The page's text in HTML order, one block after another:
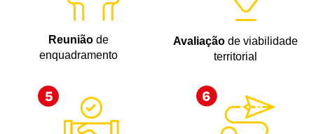
Reunião de
enquadramento
Avaliação de viabilidade
territorial